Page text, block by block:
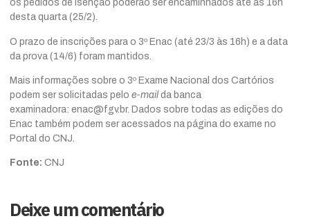
os pedidos de isenção poderão ser encaminhados até as 16h
desta quarta (25/2).
O prazo de inscrições para o 3º Enac (até 23/3 às 16h) e a data
da prova (14/6) foram mantidos.
Mais informações sobre o 3º Exame Nacional dos Cartórios
podem ser solicitadas pelo e-mail da banca
examinadora: enac@fgv.br. Dados sobre todas as edições do
Enac também podem ser acessados na página do exame no
Portal do CNJ.
Fonte: CNJ
Deixe um comentário